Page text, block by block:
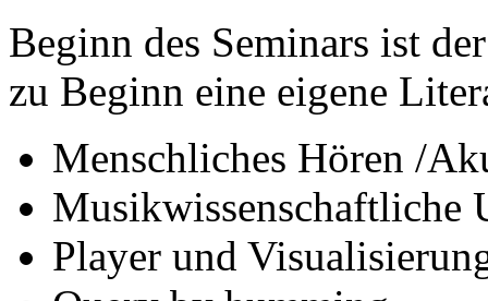
Beginn des Seminars ist
zu Beginn eine eigene
Menschliches Hören /
Musikwissenschaftliche
Player und